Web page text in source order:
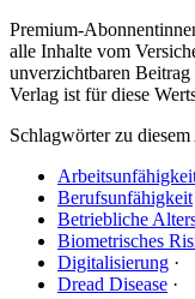
Premium-
alle Inhalte vom
unverzichtbaren
Verlag ist für diese
Schlagwörter zu
Berufsunfähigkeit
Betriebliche
Biometrisches
Digitalisierung ·
Dread Disease ·